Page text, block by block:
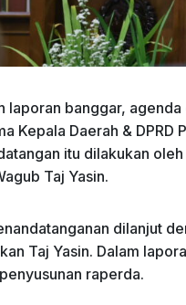
laporan banggar,
Kepala Daerah &
itu dilakukan
Taj Yasin.
dilanjut
Taj Yasin. Dalam
raperda.